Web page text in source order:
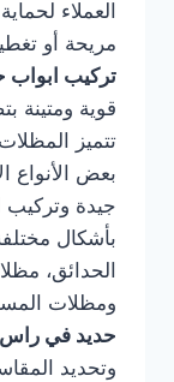
العملاء
مريحة أو
تركيب ابواب
قوية ومتينة
تتميز المظلات
بعض الأنواع
جيدة
بأشكال
الحدائق،
ومظلات
حديد في راس
وتحديد